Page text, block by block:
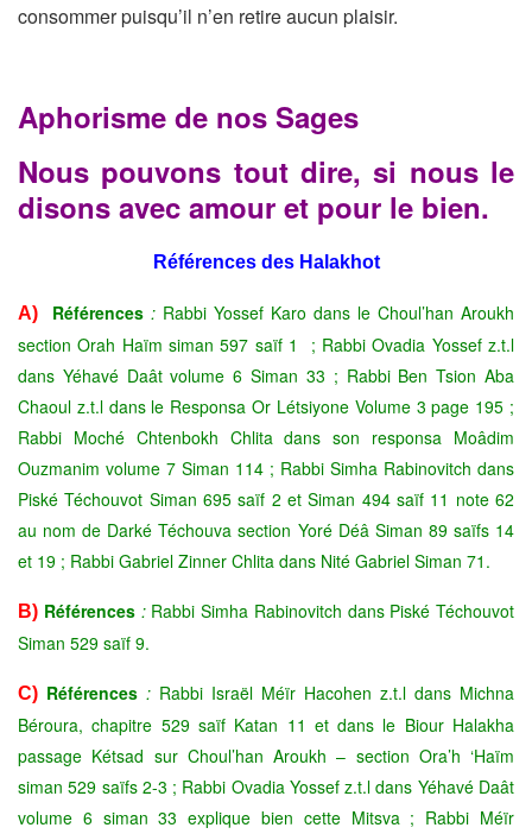
consommer puisqu’il n’en retire aucun plaisir.
Aphorisme de nos Sages
Nous pouvons tout dire, si nous le
disons avec amour et pour le bien.
Références des Halakhot
A) Références : Rabbi Yossef Karo dans le Choul’han Aroukh
section Orah Haïm siman 597 saïf 1 ; Rabbi Ovadia Yossef z.t.l
dans Yéhavé Daât volume 6 Siman 33 ; Rabbi Ben Tsion Aba
Chaoul z.t.l dans le Responsa Or Létsiyone Volume 3 page 195 ;
Rabbi Moché Chtenbokh Chlita dans son responsa Moâdim
Ouzmanim volume 7 Siman 114 ; Rabbi Simha Rabinovitch dans
Piské Téchouvot Siman 695 saïf 2 et Siman 494 saïf 11 note 62
au nom de Darké Téchouva section Yoré Déâ Siman 89 saïfs 14
et 19 ; Rabbi Gabriel Zinner Chlita dans Nité Gabriel Siman 71.
B) Références: Rabbi Simha Rabinovitch dans Piské Téchouvot
Siman 529 saïf 9.
C) Références : Rabbi Israël Méïr Hacohen z.t.l dans Michna
Béroura, chapitre 529 saïf Katan 11 et dans le Biour Halakha
passage Kétsad sur Choul’han Aroukh – section Ora’h ‘Haïm
siman 529 saïfs 2-3 ; Rabbi Ovadia Yossef z.t.l dans Yéhavé Daât
volume 6 siman 33 explique bien cette Mitsva ; Rabbi Méïr